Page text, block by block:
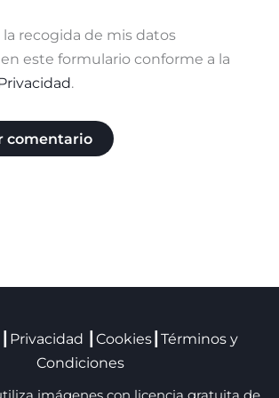
recogida de mis datos
este formulario conforme a la
.
Privacidad Cookies┃ Términos y
Condiciones